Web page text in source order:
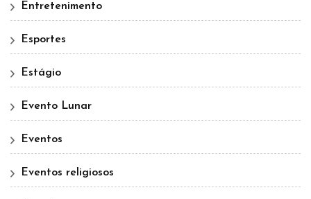
Entretenimento
Esportes
Estágio
Evento Lunar
Eventos
Eventos religiosos